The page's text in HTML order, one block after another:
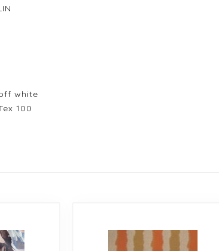
white
100